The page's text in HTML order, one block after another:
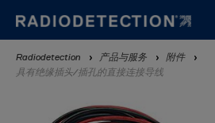
main
content
Breadcrumb
Radiodetection 产品与服务
附件
具有绝缘插头/插孔的直接连接导线